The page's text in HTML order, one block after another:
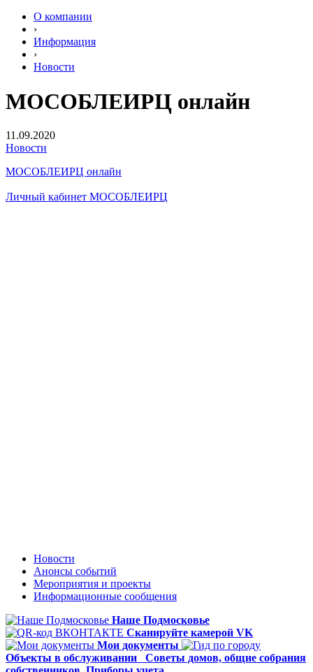
О компании
›
Информация
›
Новости
МОСОБЛЕИРЦ онлайн
11.09.2020
Новости
МОСОБЛЕИРЦ онлайн
Личный кабинет МОСОБЛЕИРЦ
Новости
Анонсы событий
Мероприятия и проекты
Информационные сообщения
Наше Подмосковье
Сканируйте камерой VK
Мои документы
Объекты в обслуживании
Советы домов, общие собрания